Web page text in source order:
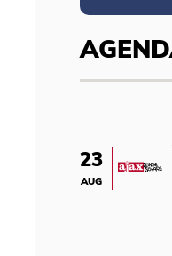
23
AUG